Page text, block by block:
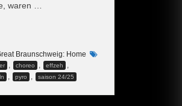
waren …
Braunschweig: Home
, choreo , effzeh ,
, pyro , saison 24/25